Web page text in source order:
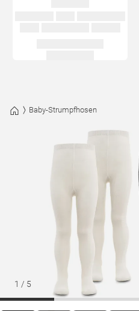
Baby-Strumpfhosen
1 / 5